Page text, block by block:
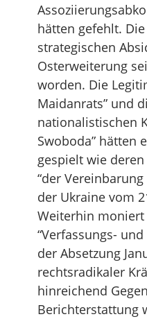
hätten gefehlt.
strategischen
Osterweiterung
worden. Die
Maidanrats” und
nationalistischen
Swoboda” hätten
gespielt wie
“der
der Ukraine vom
Weiterhin moniert
“Verfassungs-
der Absetzung
rechtsradikaler
hinreichend
Berichterstattung